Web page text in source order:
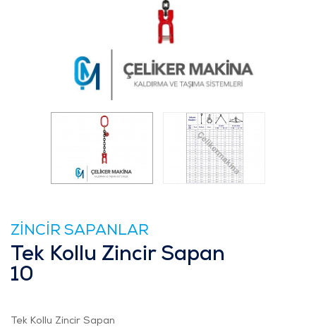
ZİNCİR SAPANLAR
Tek Kollu Zincir Sapan
10
Tek Kollu Zincir Sapan